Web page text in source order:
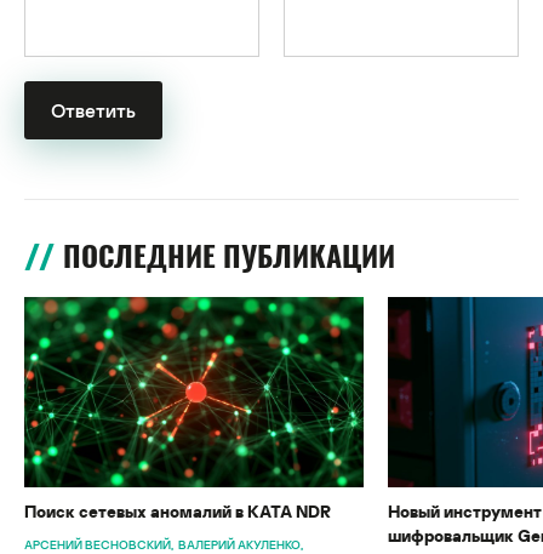
ПОСЛЕДНИЕ ПУБЛИКАЦИИ
Поиск сетевых аномалий в KATA NDR
АРСЕНИЙ ВЕСНОВСКИЙ ВАЛЕРИЙ АКУЛЕНКО
Новый
шифровальщик